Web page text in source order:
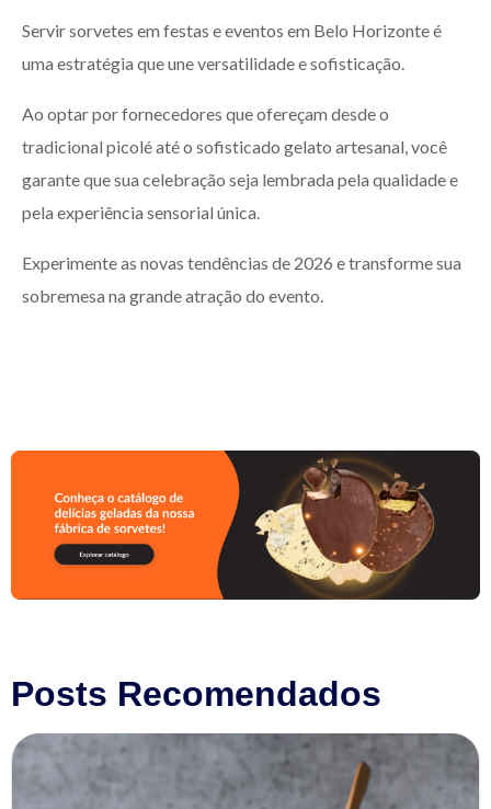
Servir sorvetes em festas e eventos em Belo Horizonte é
uma estratégia que une versatilidade e sofisticação.
Ao optar por fornecedores que ofereçam desde o
tradicional picolé até o sofisticado gelato artesanal, você
garante que sua celebração seja lembrada pela qualidade e
pela experiência sensorial única.
Experimente as novas tendências de 2026 e transforme sua
sobremesa na grande atração do evento.
Posts Recomendados